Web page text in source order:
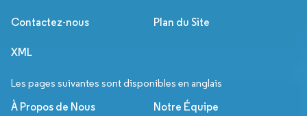
Contactez-nous Plan du Site
XML
Les pages suivantes sont disponibles en anglais
À Propos de Nous Notre Équipe